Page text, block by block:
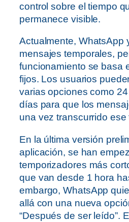
control sobre el tiempo
permanece visible.
Actualmente, WhatsApp
mensajes temporales,
funcionamiento se basa
fijos. Los usuarios
varias opciones como
días para que los
una vez transcurrido ese
En la última versión
aplicación, se han
temporizadores más
que van desde 1 hora
embargo, WhatsApp
allá con una nueva
“Después de ser leído”.